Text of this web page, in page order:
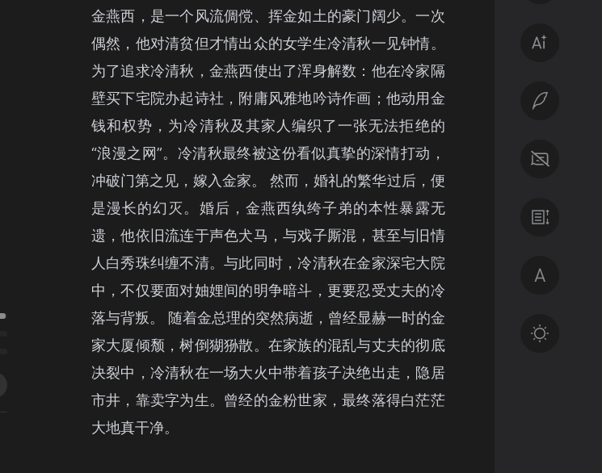
金燕西，是一个风流倜傥、挥金如土的豪门阔少。一次
偶然，他对清贫但才情出众的女学生冷清秋一见钟情。
为了追求冷清秋，金燕西使出了浑身解数：他在冷家隔
壁买下宅院办起诗社，附庸风雅地吟诗作画；他动用金
钱和权势，为冷清秋及其家人编织了一张无法拒绝的
“浪漫之网”。冷清秋最终被这份看似真挚的深情打动，
冲破门第之见，嫁入金家。 然而，婚礼的繁华过后，便
是漫长的幻灭。婚后，金燕西纨绔子弟的本性暴露无
遗，他依旧流连于声色犬马，与戏子厮混，甚至与旧情
人白秀珠纠缠不清。与此同时，冷清秋在金家深宅大院
中，不仅要面对妯娌间的明争暗斗，更要忍受丈夫的冷
落与背叛。 随着金总理的突然病逝，曾经显赫一时的金
家大厦倾颓，树倒猢狲散。在家族的混乱与丈夫的彻底
决裂中，冷清秋在一场大火中带着孩子决绝出走，隐居
市井，靠卖字为生。曾经的金粉世家，最终落得白茫茫
大地真干净。